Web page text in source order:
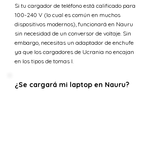
Si tu cargador de teléfono está calificado para
100-240 V (lo cual es común en muchos
dispositivos modernos), funcionará en Nauru
sin necesidad de un conversor de voltaje. Sin
embargo, necesitas un adaptador de enchufe
ya que los cargadores de Ucrania no encajan
en los tipos de tomas I.
¿Se cargará mi laptop en Nauru?